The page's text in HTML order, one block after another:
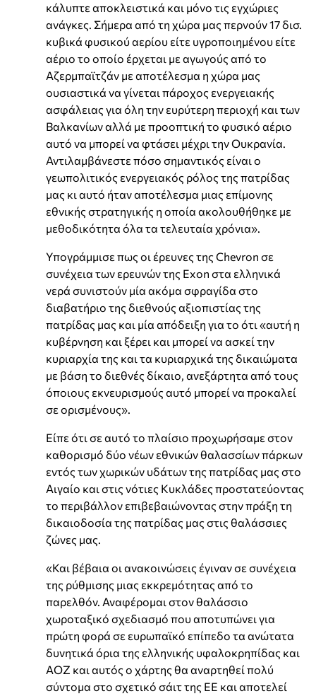
κάλυπτε αποκλειστικά και μόνο τις εγχώριες
ανάγκες. Σήμερα από τη χώρα μας περνούν 17 δισ.
κυβικά φυσικού αερίου είτε υγροποιημένου είτε
αέριο το οποίο έρχεται με αγωγούς από το
Αζερμπαϊτζάν με αποτέλεσμα η χώρα μας
ουσιαστικά να γίνεται πάροχος ενεργειακής
ασφάλειας για όλη την ευρύτερη περιοχή και των
Βαλκανίων αλλά με προοπτική το φυσικό αέριο
αυτό να μπορεί να φτάσει μέχρι την Ουκρανία.
Αντιλαμβάνεστε πόσο σημαντικός είναι ο
γεωπολιτικός ενεργειακός ρόλος της πατρίδας
μας κι αυτό ήταν αποτέλεσμα μιας επίμονης
εθνικής στρατηγικής η οποία ακολουθήθηκε με
μεθοδικότητα όλα τα τελευταία χρόνια».
Υπογράμμισε πως οι έρευνες της Chevron σε
συνέχεια των ερευνών της Exon στα ελληνικά
νερά συνιστούν μία ακόμα σφραγίδα στο
διαβατήριο της διεθνούς αξιοπιστίας της
πατρίδας μας και μία απόδειξη για το ότι «αυτή η
κυβέρνηση και ξέρει και μπορεί να ασκεί την
κυριαρχία της και τα κυριαρχικά της δικαιώματα
με βάση το διεθνές δίκαιο, ανεξάρτητα από τους
όποιους εκνευρισμούς αυτό μπορεί να προκαλεί
σε ορισμένους».
Είπε ότι σε αυτό το πλαίσιο προχωρήσαμε στον
καθορισμό δύο νέων εθνικών θαλασσίων πάρκων
εντός των χωρικών υδάτων της πατρίδας μας στο
Αιγαίο και στις νότιες Κυκλάδες προστατεύοντας
το περιβάλλον επιβεβαιώνοντας στην πράξη τη
δικαιοδοσία της πατρίδας μας στις θαλάσσιες
ζώνες μας.
«Και βέβαια οι ανακοινώσεις έγιναν σε συνέχεια
της ρύθμισης μιας εκκρεμότητας από το
παρελθόν. Αναφέρομαι στον θαλάσσιο
χωροταξικό σχεδιασμό που αποτυπώνει για
πρώτη φορά σε ευρωπαϊκό επίπεδο τα ανώτατα
δυνητικά όρια της ελληνικής υφαλοκρηπίδας και
ΑΟΖ και αυτός ο χάρτης θα αναρτηθεί πολύ
σύντομα στο σχετικό σάιτ της ΕΕ και αποτελεί